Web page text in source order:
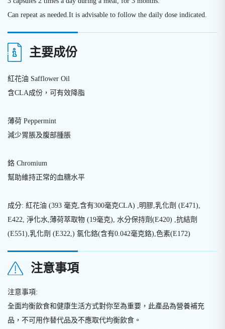
Can repeat as needed.It is advisable to follow the daily dose indicated.
主要成份
紅花油 Safflower Oil
含CLA成份，可有效降脂
薄荷 Peppermint
減少胃脹及腹部腫脹
鉻 Chromium
幫助維持正常的血糖水平
成分: 紅花油 (393 毫克,含有300毫克CLA) ,明膠,乳化劑 (E471),
E422, 淨化水,薄荷萃取物 (19毫克), 水分保持劑(E420) ,抗結劑
(E551),乳化劑 (E322,) 氯化鉻(含有0.042毫克鉻),色素(E172)
注意事項
注意事項:
全面均衡飲食和健康生活方式對你至為重要，此產品為營養補充
品，不可用作替代品及不應取代均衡飲食。